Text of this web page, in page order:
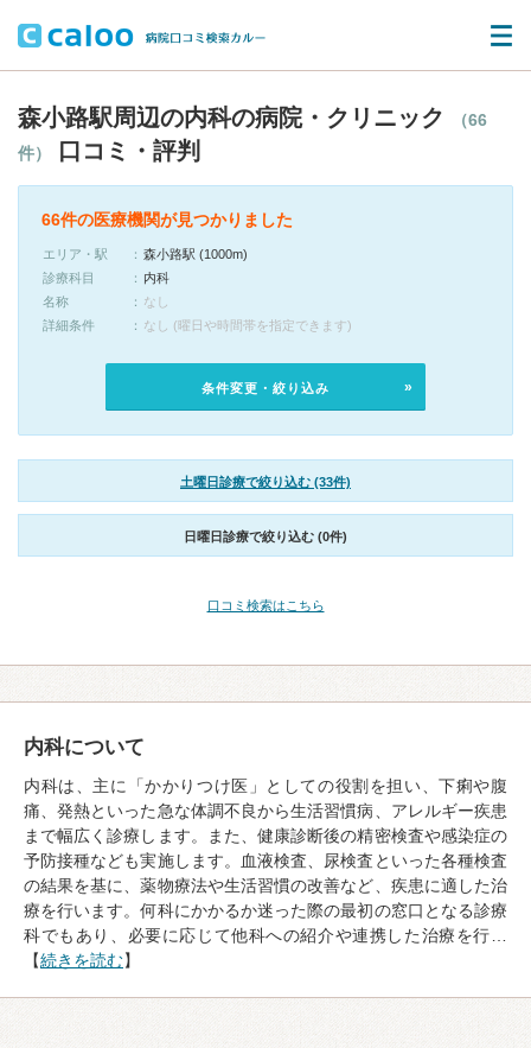
森小路駅周辺の内科の病院・クリニック
（66
件）
口コミ・評判
66件の医療機関が見つかりました
エリア・駅
森小路駅 (1000m)
診療科目
内科
名称
なし
詳細条件
なし (曜日や時間帯を指定できます)
条件変更・絞り込み
土曜日診療で絞り込む (33件)
日曜日診療で絞り込む (0件)
口コミ検索はこちら
内科について
内科は、主に「かかりつけ医」としての役割を担い、下痢や腹
痛、発熱といった急な体調不良から生活習慣病、アレルギー疾患
まで幅広く診療します。また、健康診断後の精密検査や感染症の
予防接種なども実施します。血液検査、尿検査といった各種検査
の結果を基に、薬物療法や生活習慣の改善など、疾患に適した治
療を行います。何科にかかるか迷った際の最初の窓口となる診療
科でもあり、必要に応じて他科への紹介や連携した治療を行…
【続きを読む】